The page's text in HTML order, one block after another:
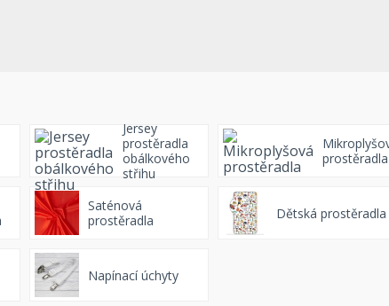
Jersey
prostěradla
obálkového
střihu
prostěradla
Saténová
prostěradla
Dětská prostěradla
Napínací úchyty